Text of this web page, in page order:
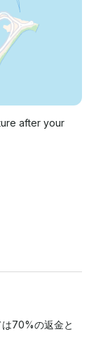
after your
70%の返金と